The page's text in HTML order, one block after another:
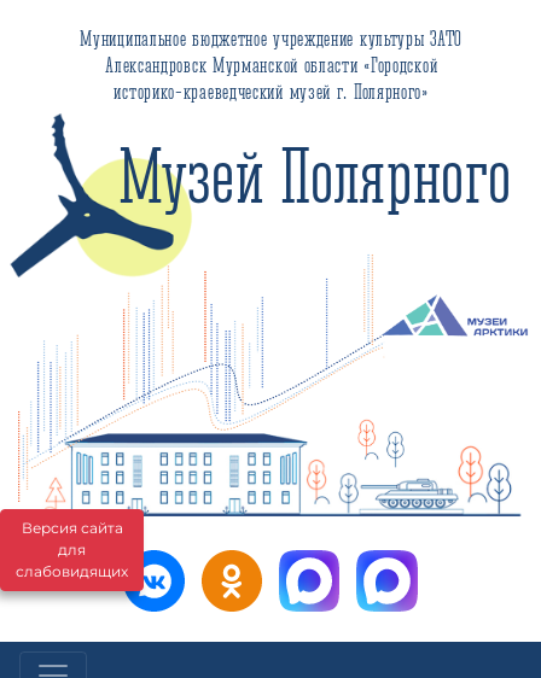
Версия сайта
для
слабовидящих
Муниципальное бюджетное учреждение культуры ЗАТО
Александровск Мурманской области «Городской
историко-краеведческий музей г. Полярного»